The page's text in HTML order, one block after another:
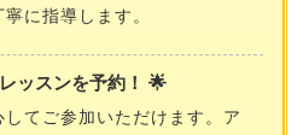
に指導します。
ッスンを予約！ 🌟
てご参加いただけます。ア